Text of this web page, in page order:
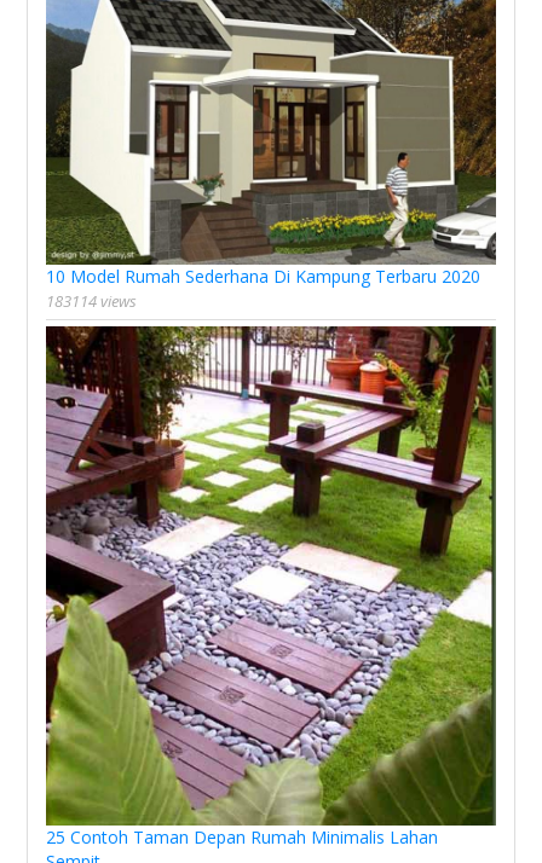
10 Model Rumah Sederhana Di Kampung Terbaru 2020
183114 views
25 Contoh Taman Depan Rumah Minimalis Lahan